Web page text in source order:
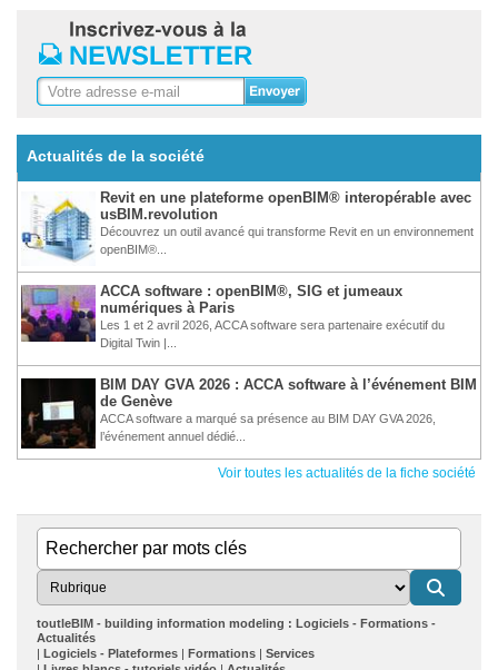
Actualités de la société
Revit en une plateforme openBIM® interopérable avec
usBIM.revolution
Découvrez un outil avancé qui transforme Revit en un environnement
openBIM®...
ACCA software : openBIM®, SIG et jumeaux
numériques à Paris
Les 1 et 2 avril 2026, ACCA software sera partenaire exécutif du
Digital Twin |...
BIM DAY GVA 2026 : ACCA software à l’événement BIM
de Genève
ACCA software a marqué sa présence au BIM DAY GVA 2026,
l’événement annuel dédié...
Voir toutes les actualités de la fiche société
toutleBIM - building information modeling : Logiciels - Formations -
Actualités
Logiciels - Plateformes
Formations
Services